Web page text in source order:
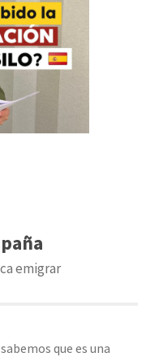
emigrar
que es una